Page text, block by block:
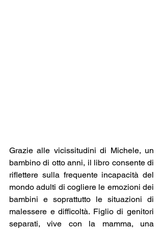
Grazie alle vicissitudini di Michele, un
bambino di otto anni, il libro consente di
riflettere sulla frequente incapacità del
mondo adulti di cogliere le emozioni dei
bambini e soprattutto le situazioni di
malessere e difficoltà. Figlio di genitori
separati, vive con la mamma, una